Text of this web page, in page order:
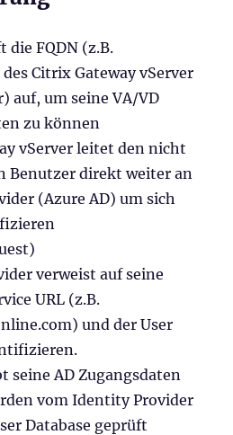
die FQDN (z.B.
Citrix Gateway vServer
auf, um seine VA/VD
zu können
vServer leitet den nicht
direkt weiter an
(Azure AD) um sich
verweist auf seine
URL (z.B.
und der User
seine AD Zugangsdaten
vom Identity Provider
Database geprüft